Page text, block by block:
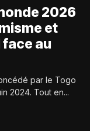
2026
et
au
par le Togo
2024. Tout en...